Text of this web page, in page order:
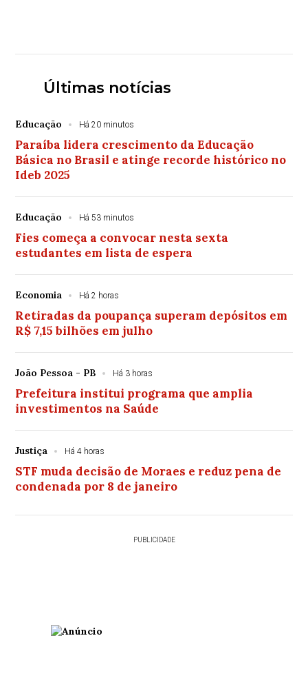
Últimas notícias
Educação Há 20 minutos
Paraíba lidera crescimento da Educação
Básica no Brasil e atinge recorde histórico no
Ideb 2025
Educação Há 53 minutos
Fies começa a convocar nesta sexta
estudantes em lista de espera
Economia Há 2 horas
Retiradas da poupança superam depósitos em
R$ 7,15 bilhões em julho
João Pessoa - PB Há 3 horas
Prefeitura institui programa que amplia
investimentos na Saúde
Justiça Há 4 horas
STF muda decisão de Moraes e reduz pena de
condenada por 8 de janeiro
PUBLICIDADE